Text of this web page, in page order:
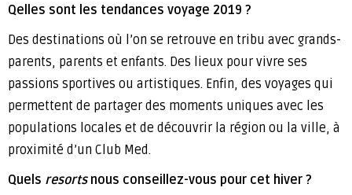
Qelles sont les tendances voyage 2019 ?
Des destinations où l’on se retrouve en tribu avec grands-
parents, parents et enfants. Des lieux pour vivre ses
passions sportives ou artistiques. Enfin, des voyages qui
permettent de partager des moments uniques avec les
populations locales et de découvrir la région ou la ville, à
proximité d’un Club Med.
Quels resortsnous conseillez-vous pour cet hiver ?